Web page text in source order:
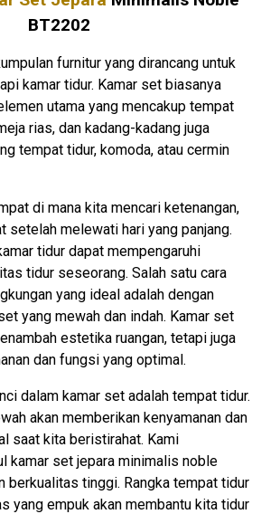
BT2202
furnitur yang dirancang untuk
kamar tidur. Kamar set biasanya
utama yang mencakup tempat
rias, dan kadang-kadang juga
tempat tidur, komoda, atau cermin
di mana kita mencari ketenangan,
setelah melewati hari yang panjang.
tidur dapat mempengaruhi
tidur seseorang. Salah satu cara
yang ideal adalah dengan
yang mewah dan indah. Kamar set
estetika ruangan, tetapi juga
dan fungsi yang optimal.
dalam kamar set adalah tempat tidur.
akan memberikan kenyamanan dan
saat kita beristirahat. Kami
kamar set jepara minimalis noble
berkualitas tinggi. Rangka tempat tidur
yang empuk akan membantu kita tidur